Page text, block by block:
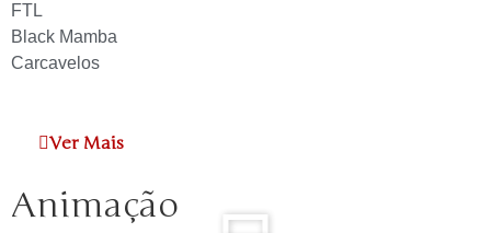
FTL
Black Mamba
Carcavelos
Ver Mais
Animação